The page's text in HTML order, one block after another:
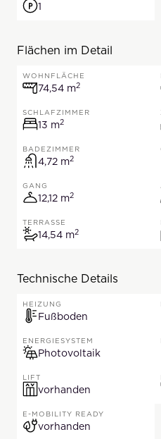
1
Flächen im Detail
WOHNFLÄCHE
74,54 m2
74,54 Quadratmeter
SCHLAFZIMMER
13 m213 Quadratmeter
BADEZIMMER
4,72 m24,72
GANG
12,12 m212,12
TERRASSE
14,54 m214,54
Technische Details
HEIZUNG
Fußboden
ENERGIESYSTEM
Photovoltaik
LIFT
vorhanden
E-MOBILITY READY
vorhanden